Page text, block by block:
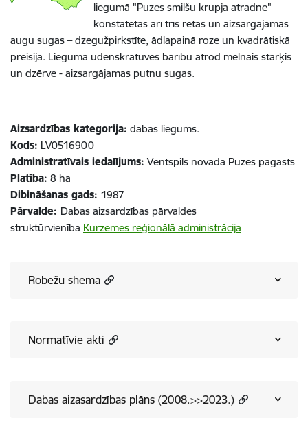
liegumā "Puzes smilšu krupja atradne"
konstatētas arī trīs retas un aizsargājamas
augu sugas – dzegužpirkstīte, ādlapainā roze un kvadrātiskā
preisija. Lieguma ūdenskrātuvēs barību atrod melnais stārķis
un dzērve - aizsargājamas putnu sugas.
Aizsardzības kategorija: dabas liegums.
Kods: LV0516900
Administratīvais iedalījums: Ventspils novada Puzes pagasts
Platība: 8 ha
Dibināšanas gads: 1987
Pārvalde: Dabas aizsardzības pārvaldes
struktūrvienība Kurzemes reģionālā administrācija
Robežu shēma
Normatīvie akti
Dabas aizasardzības plāns (2008.>>2023.)